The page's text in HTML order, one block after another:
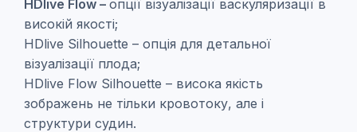
HDlive Flow – опції візуалізації васкуляризації в
високій якості;
HDlive Silhouette – опція для детальної
візуалізації плода;
HDlive Flow Silhouette – висока якість
зображень не тільки кровотоку, але і
структури судин.